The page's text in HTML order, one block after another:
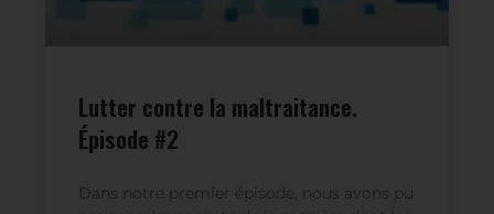
Lutter contre la maltraitance.
Épisode #2